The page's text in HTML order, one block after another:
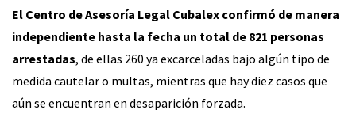
El Centro de Asesoría Legal Cubalex confirmó de manera
independiente hasta la fecha un total de 821 personas
arrestadas, de ellas 260 ya excarceladas bajo algún tipo de
medida cautelar o multas, mientras que hay diez casos que
aún se encuentran en desaparición forzada.